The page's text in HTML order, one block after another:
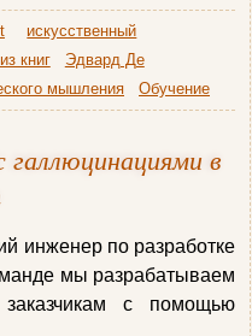
искусственный
книг
Эдвард Де
мышления Обучение
в
инженер по разработке
мы разрабатываем
с помощью